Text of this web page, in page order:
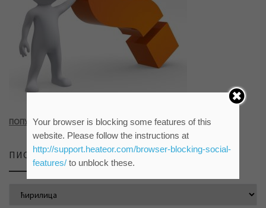
ПОПУНИТЕ УПИТНИК КЛИКОМ НА СЛИКУ ИЛИ ОВАЈ ЛИНК
ПИСМО САЈТА
Your browser is blocking some features of this
website. Please follow the instructions at
http://support.heateor.com/browser-blocking-social-
features/to unblock these.